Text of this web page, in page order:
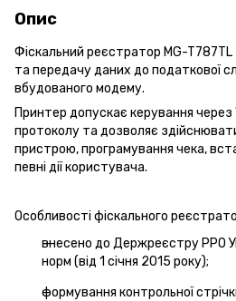
Опис
Фіскальний реєстратор MG-T787TL
та передачу даних до податкової
вбудованого модему.
Принтер допускає керування
протоколу та дозволяє
пристрою, програмування чека,
певні дії користувача.
Особливості фіскального
внесено до Держреєстру РРО
норм (від 1 січня 2015 року);
формування контрольної